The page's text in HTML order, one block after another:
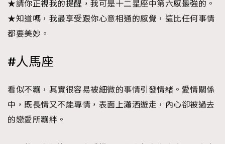
★請你正視我的提醒，我可是十二星座中第六感最強的。
★知道嗎，我最享受跟你心意相通的感覺，這比任何事情
都要美妙。
#人馬座
看似不羈，其實很容易被細微的事情引發情緒。愛情關係
中，既長情又不能專情，表面上瀟洒遊走，內心卻被過去
的戀愛所羈絆。